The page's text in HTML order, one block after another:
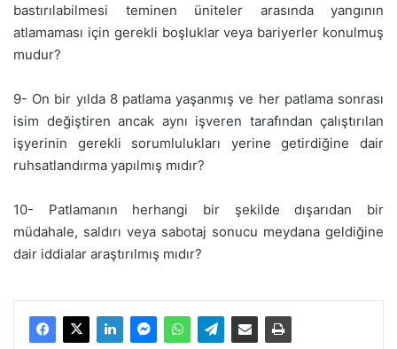
bastırılabilmesi teminen üniteler arasında yangının
atlamaması için gerekli boşluklar veya bariyerler konulmuş
mudur?
9- On bir yılda 8 patlama yaşanmış ve her patlama sonrası
isim değiştiren ancak aynı işveren tarafından çalıştırılan
işyerinin gerekli sorumlulukları yerine getirdiğine dair
ruhsatlandırma yapılmış mıdır?
10- Patlamanın herhangi bir şekilde dışarıdan bir
müdahale, saldırı veya sabotaj sonucu meydana geldiğine
dair iddialar araştırılmış mıdır?